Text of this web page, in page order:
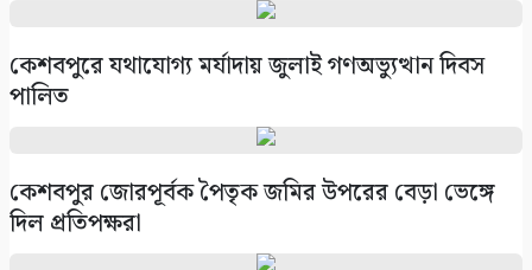
কেশবপুরে যথাযোগ্য মর্যাদায় জুলাই গণঅভ্যুত্থান দিবস
পালিত
কেশবপুর জোরপূর্বক পৈতৃক জমির উপরের বেড়া ভেঙ্গে
দিল প্রতিপক্ষরা